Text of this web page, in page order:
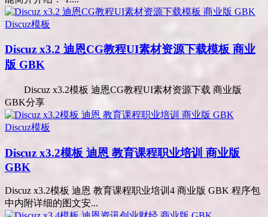
Discuz模板
Discuz x3.2 迪恩CG教程UI素材资源下载模板 商业
版 GBK
Discuz x3.2模板 迪恩CG教程UI素材资源下载 商业版
GBK分享
Discuz模板
Discuz x3.2模板 迪恩 教育课程职业培训 商业版
GBK
Discuz x3.2模板 迪恩 教育课程职业培训4 商业版 GBK 程序包
中内附详细的图文安...